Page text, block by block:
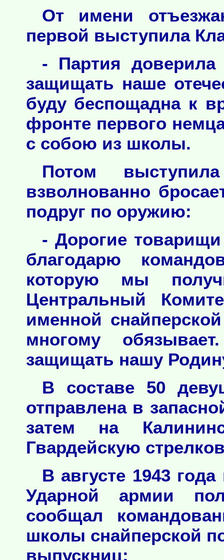
От имени
первой выступила
- Партия
защищать наше
буду беспощадна к
фронте первого
с собою из школы.
Потом
взволнованно
подруг по оружию:
- Дорогие
благодарю
которую мы
Центральный
именной
многому
защищать нашу
В составе 50
отправлена в
затем на
Гвардейскую
В августе 1943
Ударной армии
сообщал
школы снайперской
выпускниц: